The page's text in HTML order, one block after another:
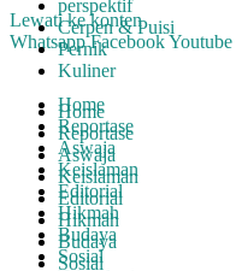
Lewati ke konten
Whatsapp FacebookYoutube
Home
Reportase
Aswaja
Keislaman
Editorial
Hikmah
Budaya
Sosial
perspektif
Cerpen & Puisi
Pernik
Kuliner
Home
Reportase
Aswaja
Keislaman
Editorial
Hikmah
Budaya
Sosial